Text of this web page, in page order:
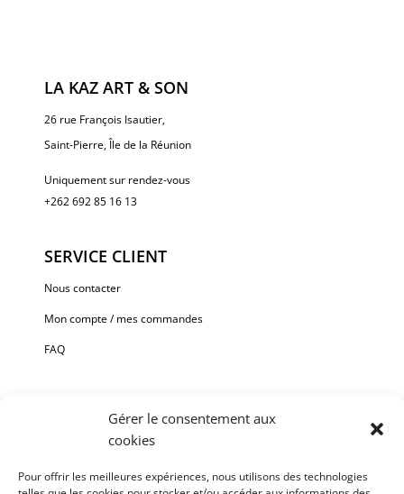
Gérer le consentement aux
cookies
Pour offrir les meilleures expériences, nous utilisons des technologies
LA KAZ ART & SON
26 rue François Isautier,
Saint-Pierre, Île de la Réunion
Uniquement sur rendez-vous
+262 692 85 16 13
SERVICE CLIENT
Nous contacter
Mon compte / mes commandes
FAQ